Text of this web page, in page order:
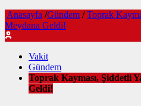
Anasayfa /Gündem / Toprak
Meydana Geldi!
Vakit
Gündem
Toprak Kayması, Şiddetli
Geldi!